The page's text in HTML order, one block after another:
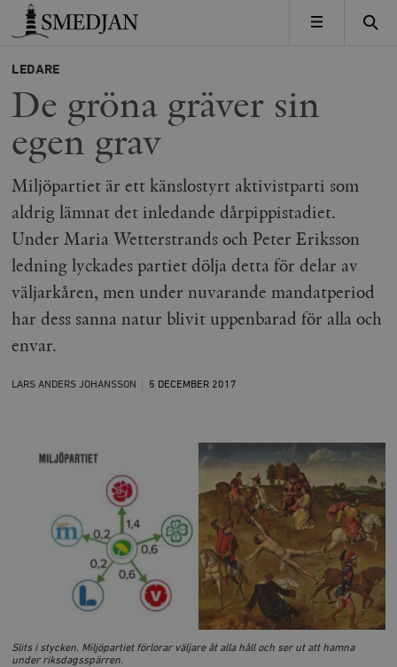
Timbro
MENY
LEDARE
De gröna gräver sin
egen grav
Miljöpartiet är ett känslostyrt aktivistparti som
aldrig lämnat det inledande dårpippistadiet.
Under Maria Wetterstrands och Peter Eriksson
ledning lyckades partiet dölja detta för delar av
väljarkåren, men under nuvarande mandatperiod
har dess sanna natur blivit uppenbarad för alla och
envar.
LARS ANDERS JOHANSSON 5 DECEMBER 2017
Slits i stycken. Miljöpartiet förlorar väljare åt alla håll och ser ut att hamna
under riksdagsspärren.